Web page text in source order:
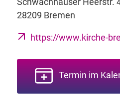
28209 Bremen
https://www.kirche-
Termin im